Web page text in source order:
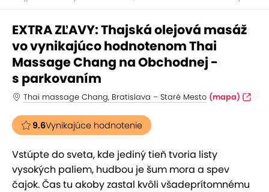
EXTRA ZĽAVY: Thajská olejová masáž
vo vynikajúco hodnotenom Thai
Massage Chang na Obchodnej -
s parkovaním
Thai massage Chang, Bratislava – Staré Mesto (mapa)
9.6Vynikajúce hodnotenie
Vstúpte do sveta, kde jediný tieň tvoria listy
vysokých paliem, hudbou je šum mora a spev
čajok. Čas tu akoby zastal kvôli všadeprítomnému